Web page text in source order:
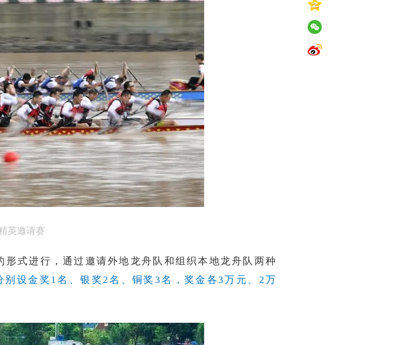
英邀请赛
式进行，通过邀请外地龙舟队和组织本地龙舟队两种
别设金奖1名、银奖2名、铜奖3名，奖金各3万元、2万